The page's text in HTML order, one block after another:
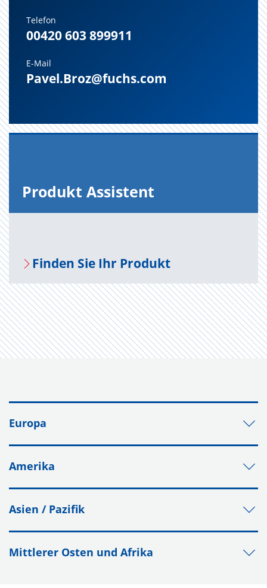
Telefon
00420 603 899911
E-Mail
Pavel.Broz@fuchs.com
Pro­dukt As­sis­tent
Fin­den Sie Ihr Pro­dukt
Europa
Amerika
Asien / Pazifik
Mittlerer Osten und Afrika